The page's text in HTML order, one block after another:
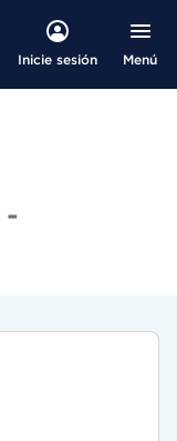
Inicie sesión Menú
-